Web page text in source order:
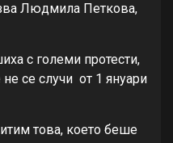
Людмила Петкова,
с големи протести,
се случи от 1 януари
това, което беше